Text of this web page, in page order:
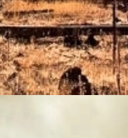
pha-rung